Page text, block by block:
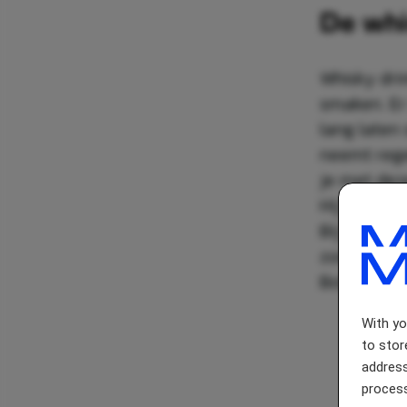
With
to
De
Whisky
smaken.
lang
neemt
je met
Hij heeft
Bij een
zomaar
Bol.com